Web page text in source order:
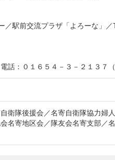
／駅前交流プラザ「よろーな」
：０１６５４－３－２１３７（
衛隊後援会／名寄自衛隊協力婦
名寄地区会／隊友会名寄支部／